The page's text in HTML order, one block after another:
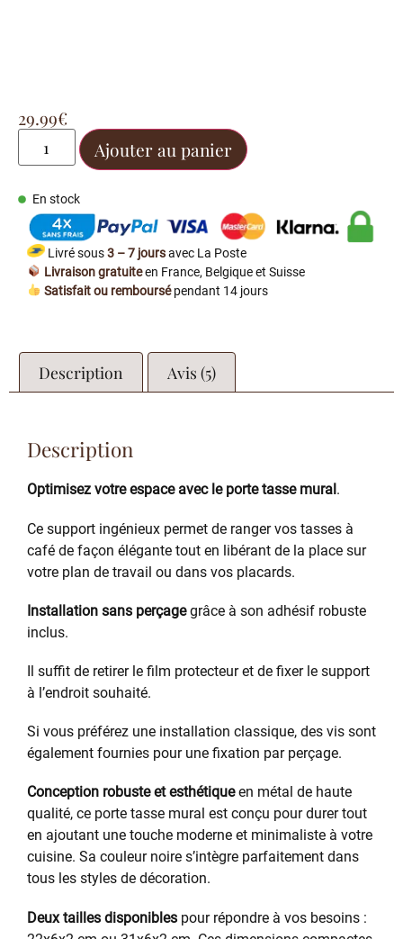
29.99€
Ajouter au panier
En stock
Livré sous3 – 7 joursavec La Poste
Livraison gratuiteen France, Belgique et Suisse
Satisfait ou remboursépendant 14 jours
Description Avis (5)
Description
Optimisez votre espace avec le porte tasse mural .
Ce support ingénieux permet de ranger vos tasses à
café de façon élégante tout en libérant de la place sur
votre plan de travail ou dans vos placards.
Installation sans perçagegrâce à son adhésif robuste
inclus.
Il suffit de retirer le film protecteur et de fixer le support
à l’endroit souhaité.
Si vous préférez une installation classique, des vis sont
également fournies pour une fixation par perçage.
Conception robuste et esthétiqueen métal de haute
qualité, ce porte tasse mural est conçu pour durer tout
en ajoutant une touche moderne et minimaliste à votre
cuisine. Sa couleur noire s’intègre parfaitement dans
tous les styles de décoration.
Deux tailles disponibles pour répondre à vos besoins :